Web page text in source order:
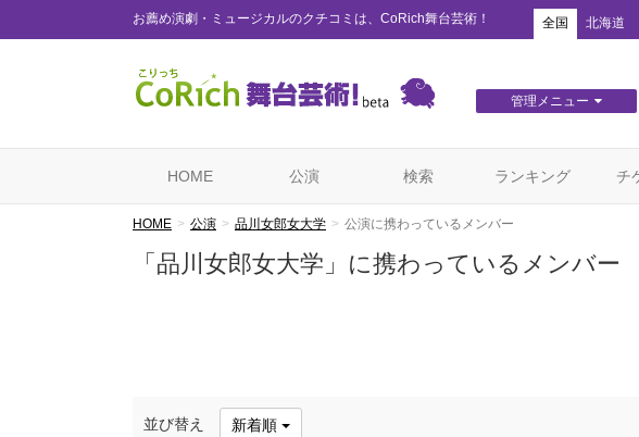
お薦め演劇・ミュージカルのクチコミは、CoRich舞台芸術！ 全国 北海道
管理メニュー
HOME 公演 検索 ランキング チ
HOME 公演 品川女郎女大学 公演に携わっているメンバー
「品川女郎女大学」に携わっているメンバー
並び替え 新着順